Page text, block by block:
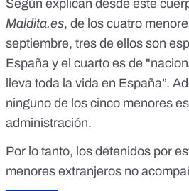
Según explican desde este
Maldita.es, de los cuatro
septiembre, tres de ellos son
España y el cuarto es de
lleva toda la vida en España”.
ninguno de los cinco menores
administración.
Por lo tanto, los detenidos por
menores extranjeros no